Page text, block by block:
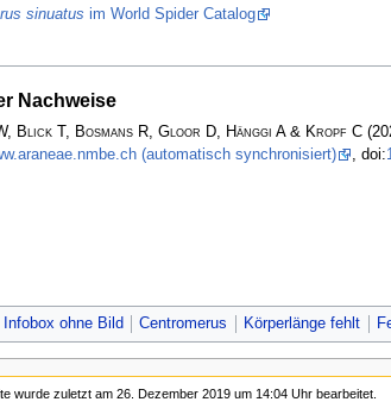
sinuatus im World Spider Catalog
Nachweise
Blick T, Bosmans R, Gloor D, Hänggi A & Kropf C
(automatisch synchronisiert)
, doi:
Infobox ohne Bild Centromerus Körperlänge fehlt
wurde zuletzt am 26. Dezember 2019 um 14:04 Uhr bearbeitet.